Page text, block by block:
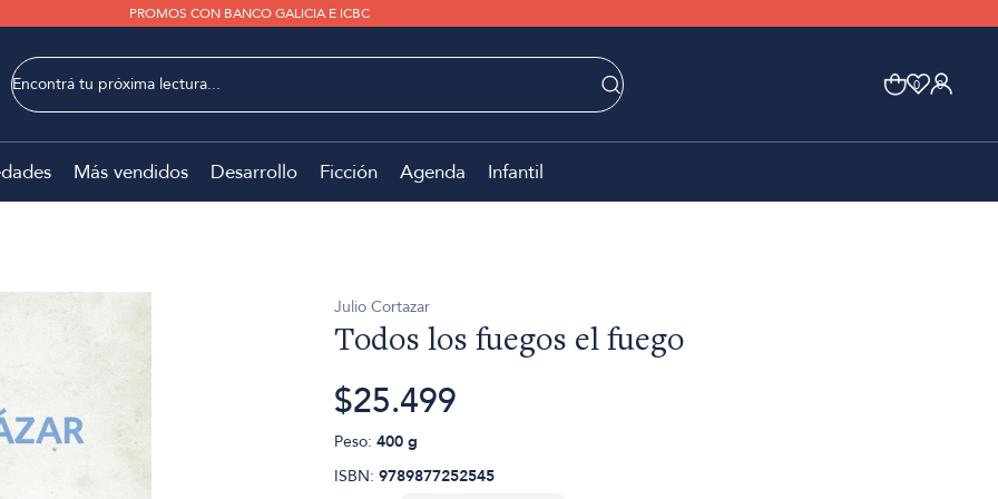
PROMOS CON BANCO GALICIA E ICBC
0 0
Más vendidos Desarrollo Ficción Agenda Infantil
Julio Cortazar
Todos los fuegos el fuego
$25.499
Peso: 400 g
ISBN: 9789877252545